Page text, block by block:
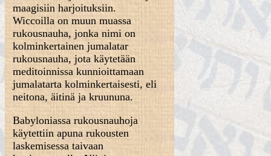
maagisiin harjoituksiin.
Wiccoilla on muun muassa
rukousnauha, jonka nimi on
kolminkertainen jumalatar
rukousnauha, jota käytetään
meditoinnissa kunnioittamaan
jumalatarta kolminkertaisesti, eli
neitona, äitinä ja kruununa.
Babyloniassa rukousnauhoja
käytettiin apuna rukousten
laskemisessa taivaan